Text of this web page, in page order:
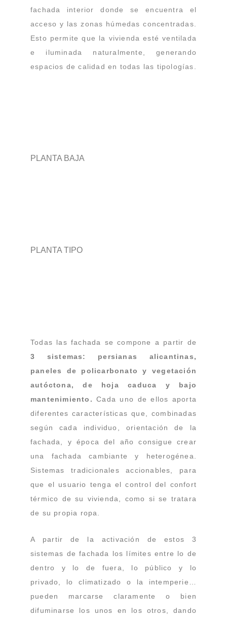
fachada interior donde se encuentra el
acceso y las zonas húmedas concentradas.
Esto permite que la vivienda esté ventilada
e iluminada naturalmente, generando
espacios de calidad en todas las tipologías.
PLANTA BAJA
PLANTA TIPO
Todas las fachada se compone a partir de
3 sistemas: persianas alicantinas,
paneles de policarbonato y vegetación
autóctona, de hoja caduca y bajo
mantenimiento. Cada uno de ellos aporta
diferentes características que, combinadas
según cada individuo, orientación de la
fachada, y época del año consigue crear
una fachada cambiante y heterogénea.
Sistemas tradicionales accionables, para
que el usuario tenga el control del confort
térmico de su vivienda, como si se tratara
de su propia ropa.
A partir de la activación de estos 3
sistemas de fachada los límites entre lo de
dentro y lo de fuera, lo público y lo
privado, lo climatizado o la intemperie…
pueden marcarse claramente o bien
difuminarse los unos en los otros, dando